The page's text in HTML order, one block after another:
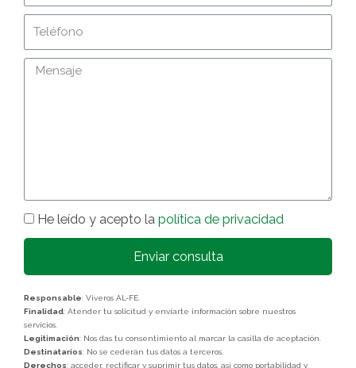
He leído y acepto la política de privacidad
Enviar consulta
Responsable: Viveros AL-FE.
Finalidad: Atender tu solicitud y enviarte información sobre nuestros
servicios.
Legitimación: Nos das tu consentimiento al marcar la casilla de aceptación.
Destinatarios: No se cederán tus datos a terceros.
Derechos: acceder, rectificar y suprimir tus datos, así como portabilidad y